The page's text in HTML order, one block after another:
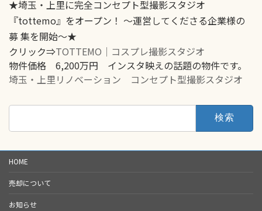
★埼玉・上里に完全コンセプト型撮影スタジオ
『tottemo』をオープン！ ～運営してくださる企業様の
募 集を開始～★
クリック⇒TOTTEMO｜コスプレ撮影スタジオ
物件価格 6,200万円 インスタ映えの話題の物件です。
埼玉・上里リノベーション コンセプト型撮影スタジオ
検
HOME
売却について
お知らせ